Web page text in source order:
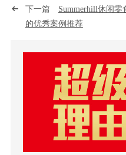
下一篇 Summerhill休闲
的优秀案例推荐